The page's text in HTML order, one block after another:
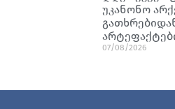
უკანონო
07/08/2026